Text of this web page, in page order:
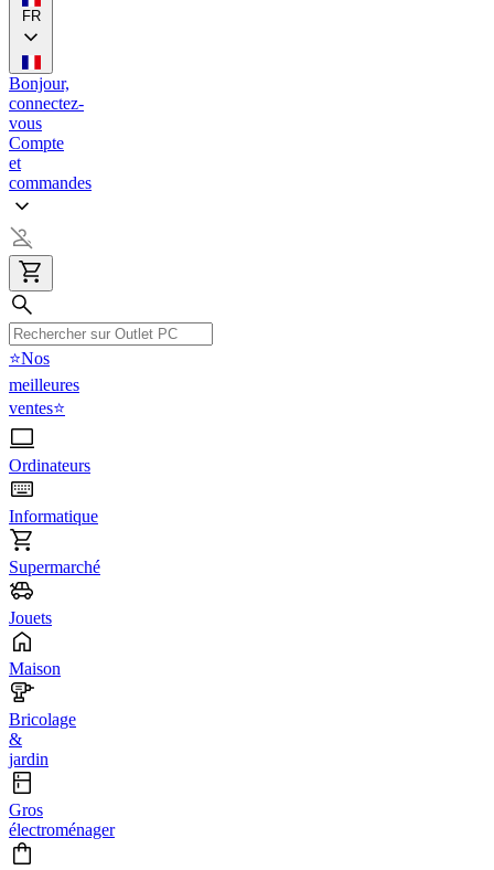
FR
Bonjour,
connectez-
vous
Compte
et
commandes
⭐Nos
meilleures
ventes⭐
Ordinateurs
Informatique
Supermarché
Jouets
Maison
Bricolage
&
jardin
Gros
électroménager